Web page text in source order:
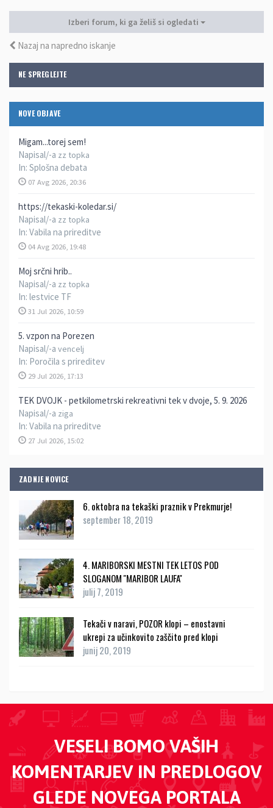
NE SPREGLEJTE
NOVE OBJAVE
Migam...torej sem!
Napisal/-a zz topka
In: Splošna debata
07 Avg 2026, 20:36
https://tekaski-koledar.si/
Napisal/-a zz topka
In: Vabila na prireditve
04 Avg 2026, 19:48
Moj srčni hrib..
Napisal/-a zz topka
In: lestvice TF
31 Jul 2026, 10:59
5. vzpon na Porezen
Napisal/-a vencelj
In: Poročila s prireditev
29 Jul 2026, 17:13
TEK DVOJK - petkilometrski rekreativni tek v dvoje, 5. 9. 2026
Napisal/-a ziga
In: Vabila na prireditve
27 Jul 2026, 15:02
ZADNJE NOVICE
6. oktobra na tekaški praznik v Prekmurje!
september 18, 2019
4. MARIBORSKI MESTNI TEK LETOS POD
SLOGANOM ''MARIBOR LAUFA''
julij 7, 2019
Tekači v naravi, POZOR klopi – enostavni
ukrepi za učinkovito zaščito pred klopi
junij 20, 2019
Izberi forum, ki ga želiš si ogledati
Nazaj na napredno iskanje
VESELI BOMO VAŠIH
KOMENTARJEV IN PREDLOGOV
GLEDE NOVEGA PORTALA